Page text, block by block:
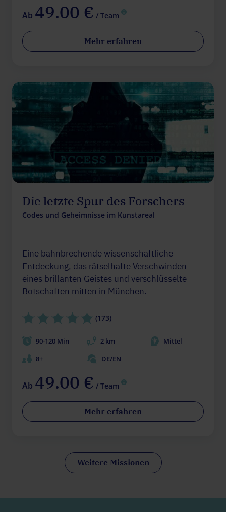
Ab 49.00 € / Team
Mehr erfahren
Die letzte Spur des Forschers
Codes und Geheimnisse im Kunstareal
Eine bahnbrechende wissenschaftliche
Entdeckung, das rätselhafte Verschwinden
eines brillanten Geistes und verschlüsselte
Botschaften mitten in München.
(173)
90-120 Min 2 km
Mittel
8+
DE/EN
Ab 49.00 € / Team
Mehr erfahren
Weitere Missionen